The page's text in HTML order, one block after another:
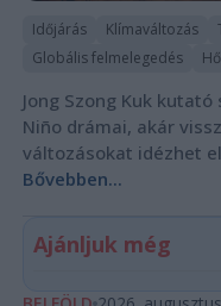
Időjárás Klímaváltozás
Globális felmelegedés
Jong Szong Kuk
Niño drámai, akár
változásokat idézhet
Bővebben...
Ajánljuk még